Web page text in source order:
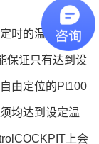
时的温度控制能
保证只有达到设
由定位的Pt100
均达到设定温
上会